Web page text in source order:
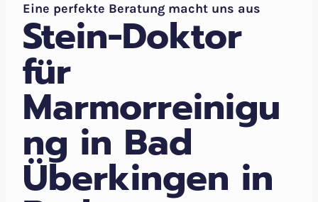
Eine perfekte Beratung macht uns aus
Stein-Doktor
für
Marmorreinigu
ng in Bad
Überkingen in